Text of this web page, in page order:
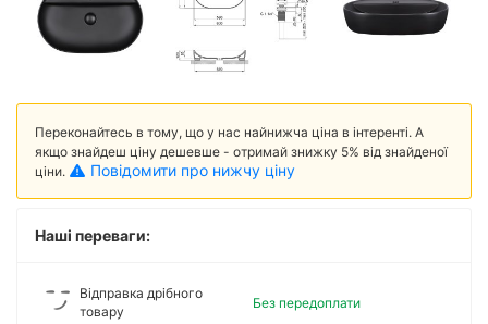
Переконайтесь в тому, що у нас найнижча ціна в інтеренті. А
якщо знайдеш ціну дешевше - отримай знижку 5% від знайденої
ціни.
Повідомити про нижчу ціну
Наші переваги:
Відправка дрібного
товару
Без передоплати